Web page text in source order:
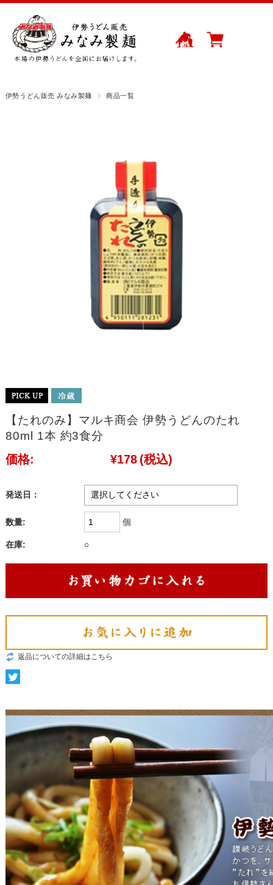
伊勢うどん販売 みなみ製麺 商品一覧
【たれのみ】マルキ商会 伊勢うどんのたれ
80ml 1本 約3食分
価格: ¥178 (税込)
発送日：
数量: 個
在庫: ○
返品についての詳細はこちら